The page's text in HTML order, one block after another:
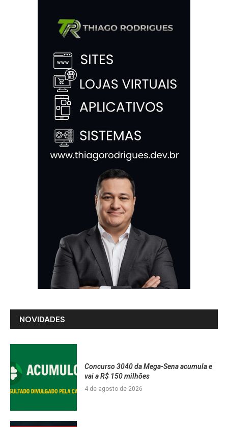
NOVIDADES
Concurso 3040 da Mega-Sena acumula e
vai a R$ 150 milhões
4 de agosto de 2026